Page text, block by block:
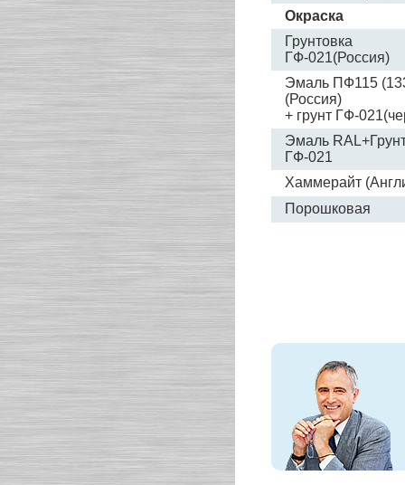
Окраска
Грунтовка
ГФ-021(Россия)
Эмаль ПФ115
(Россия)
+ грунт ГФ-
Эмаль
ГФ-021
Хаммерайт
Порошковая